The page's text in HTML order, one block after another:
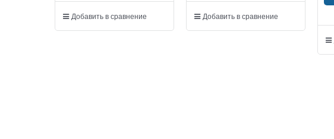
Добавить в сравнение Добавить в сравнение